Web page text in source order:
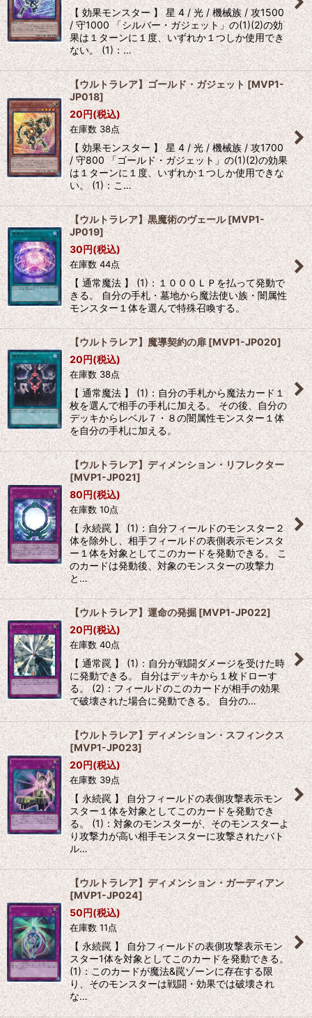
【 効果モンスター 】 星 4 / 光 / 機械族 / 攻1500
/ 守1000 「シルバー・ガジェット」の(1)(2)の効
果は１ターンに１度、いずれか１つしか使用でき
ない。 (1)：…
【ウルトラレア】ゴールド・ガジェット[MVP1-
JP018]
20円(税込)
在庫数 38点
【 効果モンスター 】 星 4 / 光 / 機械族 / 攻1700
/ 守800 「ゴールド・ガジェット」の(1)(2)の効果
は１ターンに１度、いずれか１つしか使用できな
い。 (1)：こ…
【ウルトラレア】黒魔術のヴェール[MVP1-
JP019]
30円(税込)
在庫数 44点
【 通常魔法 】 (1)：１０００ＬＰを払って発動で
きる。 自分の手札・墓地から魔法使い族・闇属性
モンスター１体を選んで特殊召喚する。
【ウルトラレア】魔導契約の扉[MVP1-JP020]
20円(税込)
在庫数 38点
【 通常魔法 】 (1)：自分の手札から魔法カード１
枚を選んで相手の手札に加える。 その後、自分の
デッキからレベル７・８の闇属性モンスター１体
を自分の手札に加える。
【ウルトラレア】ディメンション・リフレクター
[MVP1-JP021]
80円(税込)
在庫数 10点
【 永続罠 】 (1)：自分フィールドのモンスター２
体を除外し、相手フィールドの表側表示モンスタ
ー１体を対象としてこのカードを発動できる。 こ
のカードは発動後、対象のモンスターの攻撃力
と…
【ウルトラレア】運命の発掘[MVP1-JP022]
20円(税込)
在庫数 40点
【 通常罠 】 (1)：自分が戦闘ダメージを受けた時
に発動できる。 自分はデッキから１枚ドローす
る。 (2)：フィールドのこのカードが相手の効果
で破壊された場合に発動できる。 自分の…
【ウルトラレア】ディメンション・スフィンクス
[MVP1-JP023]
20円(税込)
在庫数 39点
【 永続罠 】 自分フィールドの表側攻撃表示モン
スター１体を対象としてこのカードを発動でき
る。 (1)：対象のモンスターが、そのモンスターよ
り攻撃力が高い相手モンスターに攻撃されたバト
ル…
【ウルトラレア】ディメンション・ガーディアン
[MVP1-JP024]
50円(税込)
在庫数 11点
【 永続罠 】 自分フィールドの表側攻撃表示モン
スター1体を対象としてこのカードを発動できる。
(1)：このカードが魔法&罠ゾーンに存在する限
り、そのモンスターは戦闘・効果では破壊され
な…